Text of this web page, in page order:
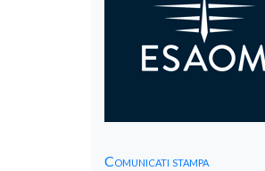
Comunicati stampa